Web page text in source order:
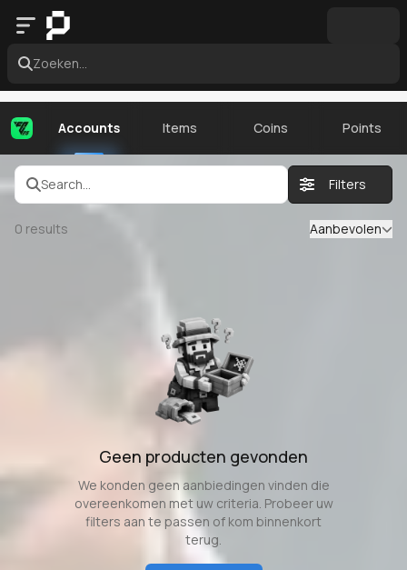
Zoeken...
Accounts Items Coins Points
Search... Filters
0 results Aanbevolen
Geen producten gevonden
We konden geen aanbiedingen vinden die
overeenkomen met uw criteria. Probeer uw
filters aan te passen of kom binnenkort
terug.